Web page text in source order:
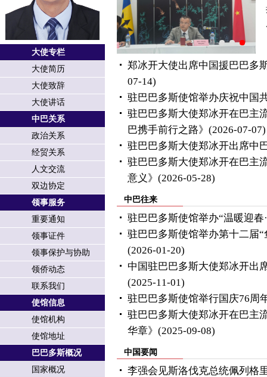
大使专栏
大使简历
大使致辞
大使讲话
中巴关系
政治关系
经贸关系
人文交流
双边协定
领事服务
重要通知
领事证件
领事保护与协助
领侨动态
联系我们
使馆信息
使馆机构
使馆地址
巴巴多斯概况
国家概况
郑冰开大使出席中国援巴巴多
07-14)
驻巴巴多斯使馆举办庆祝中国
驻巴巴多斯大使郑冰开在巴主
巴携手前行之路》 (2026-07-07)
驻巴巴多斯大使郑冰开出席中
驻巴巴多斯大使郑冰开在巴主
意义》 (2026-05-28)
中巴往来
驻巴巴多斯使馆举办“温暖迎
驻巴巴多斯使馆举办第十二届
(2026-01-20)
中国驻巴巴多斯大使郑冰开出
(2025-11-01)
驻巴巴多斯使馆举行国庆76周
驻巴巴多斯大使郑冰开在巴主
华章》 (2025-09-08)
中国要闻
李强会见斯洛伐克总统佩列格